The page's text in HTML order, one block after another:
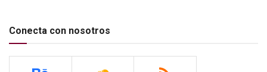
Conecta con nosotros